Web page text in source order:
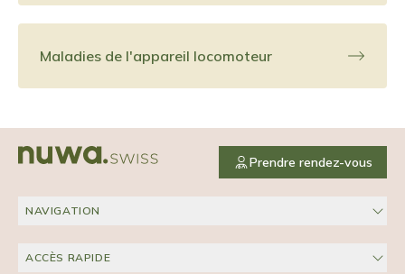
Maladies de l'appareil locomoteur
Prendre rendez-vous
NAVIGATION
ACCÈS RAPIDE